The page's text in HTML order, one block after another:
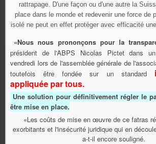
rattrapage. D'une façon ou d'une autre la
place dans le monde et redevenir une force de
isolé ne peut en effet protéger avec efficacité
«Nous nous prononçons pour la
président de l'ABPS Nicolas Pictet dans
vendredi lors de l'assemblée générale de
toutefois être fondée sur un standard
appliquée par tous.
Une solution pour définitivement régler le
être mise en place.
«Les coûts de mise en œuvre de ce fatras
exorbitants et l'insécurité juridique qui en
a-t-il encore souligné.